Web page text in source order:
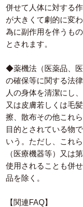
併せて人体に対する
が大きくて劇的に変
為に副作用を伴うも
とされます。
◆薬機法（医薬品、
の確保等に関する法
人の身体を清潔にし
又は皮膚若しくは毛
擦、散布その他これ
目的とされている物
いう。ただし、これ
（医療機器等）又は
使用されることも併
品を除く。
【関連FAQ】